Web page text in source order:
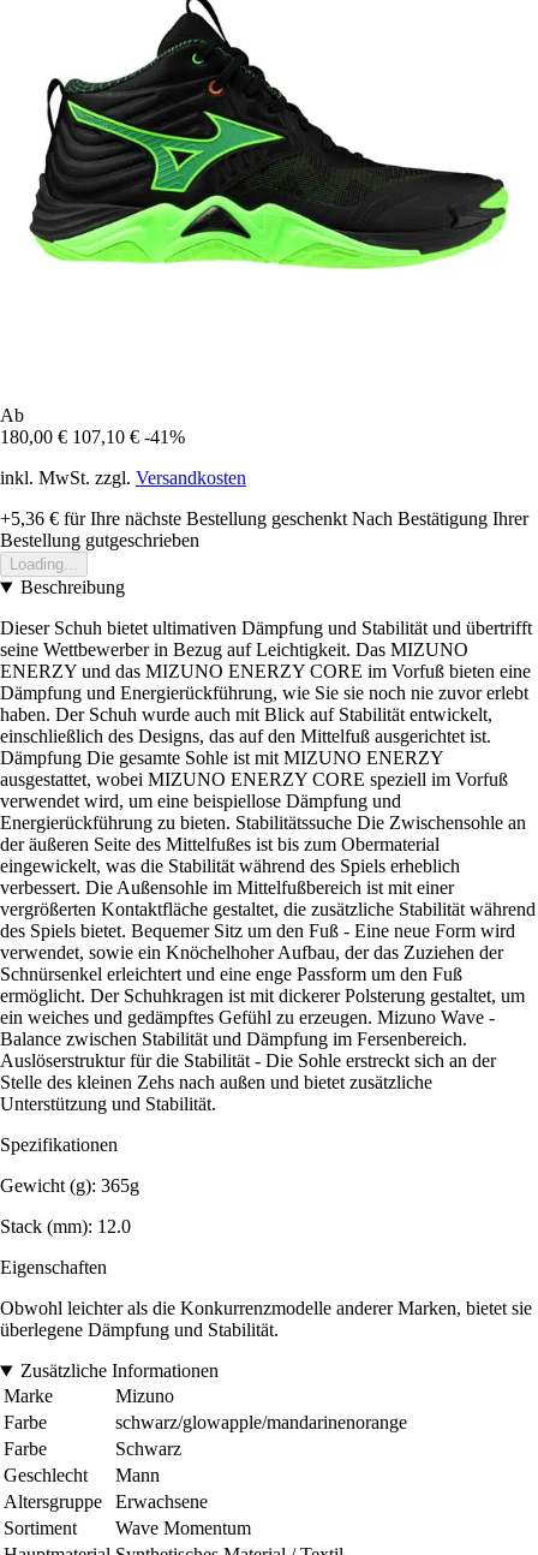
Ab
180,00 € 107,10 € -41%
inkl. MwSt. zzgl. Versandkosten
+5,36 € für Ihre nächste Bestellung geschenkt Nach Bestätigung Ihrer
Bestellung gutgeschrieben
Loading...
Beschreibung
Dieser Schuh bietet ultimativen Dämpfung und Stabilität und übertrifft
seine Wettbewerber in Bezug auf Leichtigkeit. Das MIZUNO
ENERZY und das MIZUNO ENERZY CORE im Vorfuß bieten eine
Dämpfung und Energierückführung, wie Sie sie noch nie zuvor erlebt
haben. Der Schuh wurde auch mit Blick auf Stabilität entwickelt,
einschließlich des Designs, das auf den Mittelfuß ausgerichtet ist.
Dämpfung Die gesamte Sohle ist mit MIZUNO ENERZY
ausgestattet, wobei MIZUNO ENERZY CORE speziell im Vorfuß
verwendet wird, um eine beispiellose Dämpfung und
Energierückführung zu bieten. Stabilitätssuche Die Zwischensohle an
der äußeren Seite des Mittelfußes ist bis zum Obermaterial
eingewickelt, was die Stabilität während des Spiels erheblich
verbessert. Die Außensohle im Mittelfußbereich ist mit einer
vergrößerten Kontaktfläche gestaltet, die zusätzliche Stabilität während
des Spiels bietet. Bequemer Sitz um den Fuß - Eine neue Form wird
verwendet, sowie ein Knöchelhoher Aufbau, der das Zuziehen der
Schnürsenkel erleichtert und eine enge Passform um den Fuß
ermöglicht. Der Schuhkragen ist mit dickerer Polsterung gestaltet, um
ein weiches und gedämpftes Gefühl zu erzeugen. Mizuno Wave -
Balance zwischen Stabilität und Dämpfung im Fersenbereich.
Auslöserstruktur für die Stabilität - Die Sohle erstreckt sich an der
Stelle des kleinen Zehs nach außen und bietet zusätzliche
Unterstützung und Stabilität.
Spezifikationen
Gewicht (g): 365g
Stack (mm): 12.0
Eigenschaften
Obwohl leichter als die Konkurrenzmodelle anderer Marken, bietet sie
überlegene Dämpfung und Stabilität.
Zusätzliche Informationen
Marke
Mizuno
Farbe
schwarz/glowapple/mandarinenorange
Farbe
Schwarz
Geschlecht
Mann
Altersgruppe
Erwachsene
Sortiment
Wave Momentum